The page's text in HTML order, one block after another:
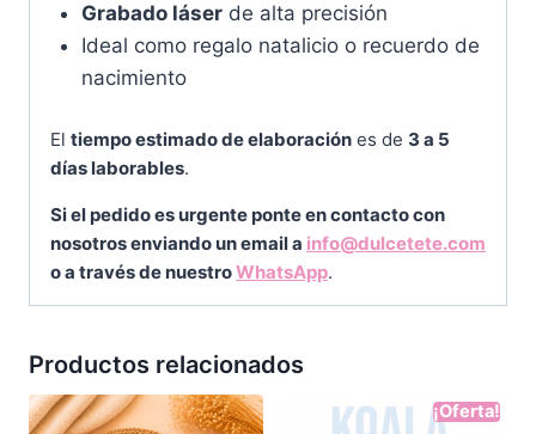
Grabado láserde alta precisión
Ideal como regalo natalicio o recuerdo de
nacimiento
El tiempo estimado de elaboración es de 3 a 5
días laborables.
Si el pedido es urgente ponte en contacto con
nosotros enviando un email a info@dulcetete.com
o a través de nuestroWhatsApp.
Productos relacionados
¡Oferta!